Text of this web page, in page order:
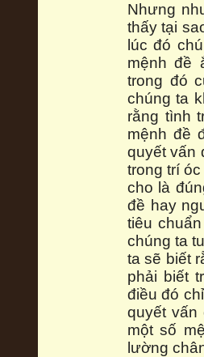
Nhưng
thấy tại
lúc đó
mệnh đề
trong đó
chúng ta
rằng tình
mệnh đề
quyết vấn
trong trí
cho là
đề hay
tiêu
chúng ta
ta sẽ biết
phải biết
điều đó
quyết vấn
một số
lường